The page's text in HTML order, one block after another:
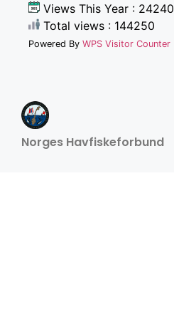
Views This Year : 24240
Total views : 144250
Powered By WPS Visitor Counter
Norges Havfiskeforbund